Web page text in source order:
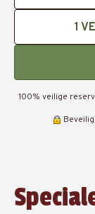
1
100% veilige